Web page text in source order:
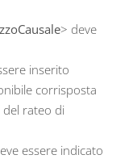
> deve
inserito
corrisposta
rateo di
essere indicato